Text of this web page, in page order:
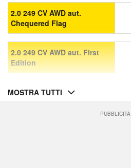
2.0 249 CV AWD aut.
Chequered Flag
2.0 249 CV AWD aut. First
Edition
MOSTRA TUTTI
PUBBLICITÀ